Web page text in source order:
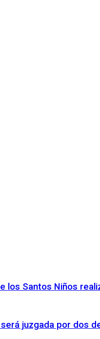
los Santos Niños
juzgada por dos